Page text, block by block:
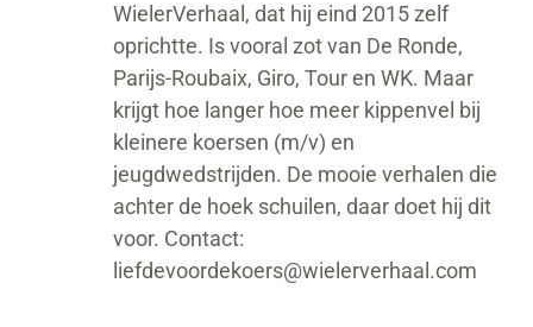
WielerVerhaal, dat hij eind 2015 zelf
oprichtte. Is vooral zot van De Ronde,
Parijs-Roubaix, Giro, Tour en WK. Maar
krijgt hoe langer hoe meer kippenvel bij
kleinere koersen (m/v) en
jeugdwedstrijden. De mooie verhalen die
achter de hoek schuilen, daar doet hij dit
voor. Contact:
liefdevoordekoers@wielerverhaal.com